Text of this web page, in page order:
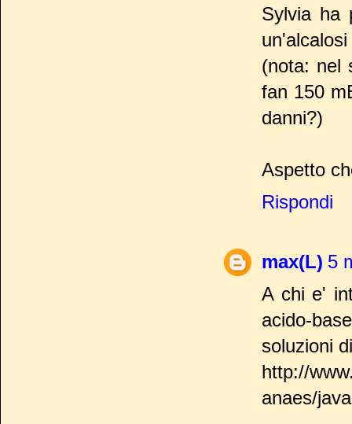
Sylvia ha
(nota: nel
fan 150
danni?)
Aspetto
Rispondi
max(L) 5
A chi e'
acido-
soluzioni
http://
anaes/